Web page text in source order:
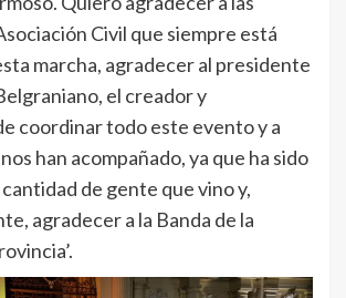
Civil que siempre está
marcha, agradecer al presidente
el creador y
coordinar todo este evento y a
han acompañado, ya que ha sido
de gente que vino y,
agradecer a la Banda de la